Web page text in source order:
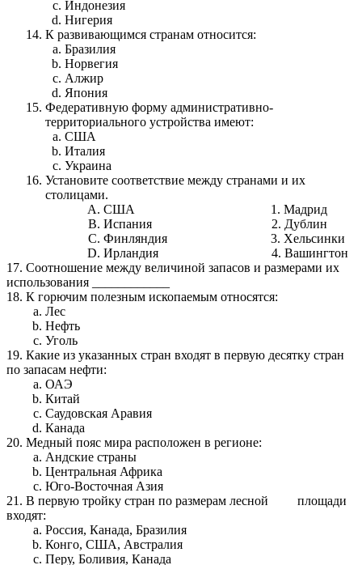
Индонезия
Нигерия
К развивающимся странам относится:
Бразилия
Норвегия
Алжир
Япония
Федеративную форму административно-
территориального устройства имеют:
США
Италия
Украина
Установите соответствие между странами и их
столицами.
США 1. Мадрид
Испания 2. Дублин
Финляндия 3. Хельсинки
Ирландия 4. Вашингтон
17. Соотношение между величиной запасов и размерами их
использования ____________
18. К горючим полезным ископаемым относятся:
Лес
Нефть
Уголь
19. Какие из указанных стран входят в первую десятку стран
по запасам нефти:
ОАЭ
Китай
Саудовская Аравия
Канада
20. Медный пояс мира расположен в регионе:
Андские страны
Центральная Африка
Юго-Восточная Азия
21. В первую тройку стран по размерам лесной площади
входят:
Россия, Канада, Бразилия
Конго, США, Австралия
Перу, Боливия, Канада